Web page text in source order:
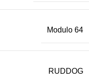
Modulo 64
RUDDOG